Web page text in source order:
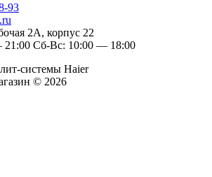
93
2А, корпус 22
Сб-Вс: 10:00 — 18:00
системы Haier
© 2026